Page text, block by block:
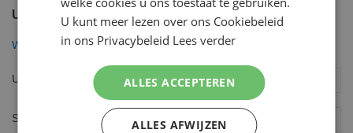
U plaatst een review over:
Wilkinson Hydro 5 Apparaat Power Select
Uw naam
Samenvatting
U kunt meer lezen over ons Cookiebeleid
in ons Privacybeleid Lees verder
ALLES ACCEPTEREN
ALLES AFWIJZEN